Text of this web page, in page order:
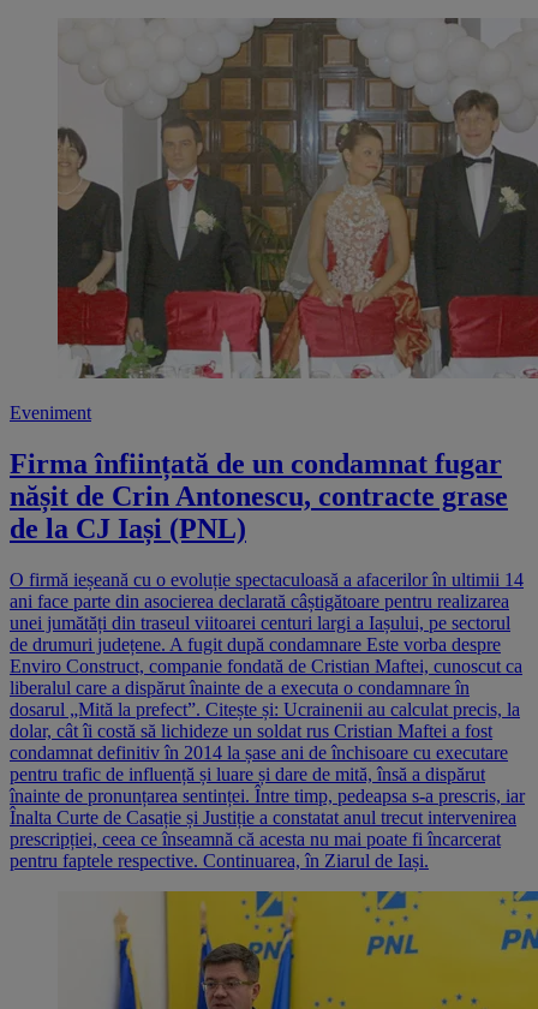
Eveniment
Firma înființată de un condamnat fugar
nășit de Crin Antonescu, contracte grase
de la CJ Iași (PNL)
O firmă ieșeană cu o evoluție spectaculoasă a afacerilor în ultimii 14
ani face parte din asocierea declarată câștigătoare pentru realizarea
unei jumătăți din traseul viitoarei centuri largi a Iașului, pe sectorul
de drumuri județene. A fugit după condamnare Este vorba despre
Enviro Construct, companie fondată de Cristian Maftei, cunoscut ca
liberalul care a dispărut înainte de a executa o condamnare în
dosarul „Mită la prefect”. Citește și: Ucrainenii au calculat precis, la
dolar, cât îi costă să lichideze un soldat rus Cristian Maftei a fost
condamnat definitiv în 2014 la șase ani de închisoare cu executare
pentru trafic de influență și luare și dare de mită, însă a dispărut
înainte de pronunțarea sentinței. Între timp, pedeapsa s-a prescris, iar
Înalta Curte de Casație și Justiție a constatat anul trecut intervenirea
prescripției, ceea ce înseamnă că acesta nu mai poate fi încarcerat
pentru faptele respective. Continuarea, în Ziarul de Iași.